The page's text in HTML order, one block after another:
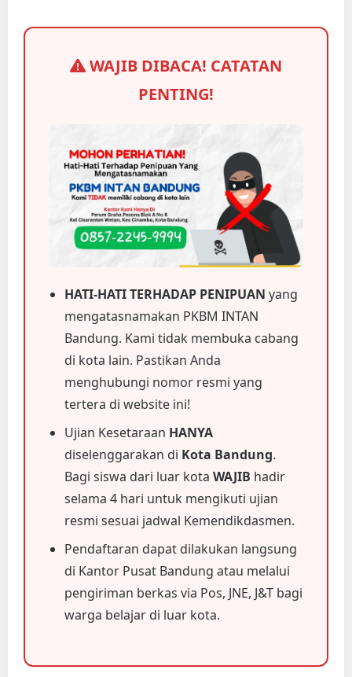
WAJIB DIBACA! CATATAN
PENTING!
HATI-HATI TERHADAP PENIPUAN yang
mengatasnamakan PKBM INTAN
Bandung. Kami tidak membuka cabang
di kota lain. Pastikan Anda
menghubungi nomor resmi yang
tertera di website ini!
Ujian Kesetaraan HANYA
diselenggarakan di Kota Bandung.
Bagi siswa dari luar kota WAJIB hadir
selama 4 hari untuk mengikuti ujian
resmi sesuai jadwal Kemendikdasmen.
Pendaftaran dapat dilakukan langsung
di Kantor Pusat Bandung atau melalui
pengiriman berkas via Pos, JNE, J&T bagi
warga belajar di luar kota.